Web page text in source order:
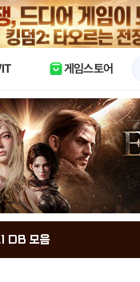
X
게임스토어
DB 모음